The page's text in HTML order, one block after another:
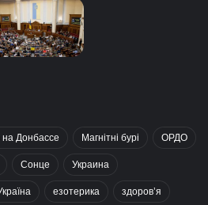
Донбассе Магнітні бурі ОРДО
Сонце Украина
езотерика здоров’я